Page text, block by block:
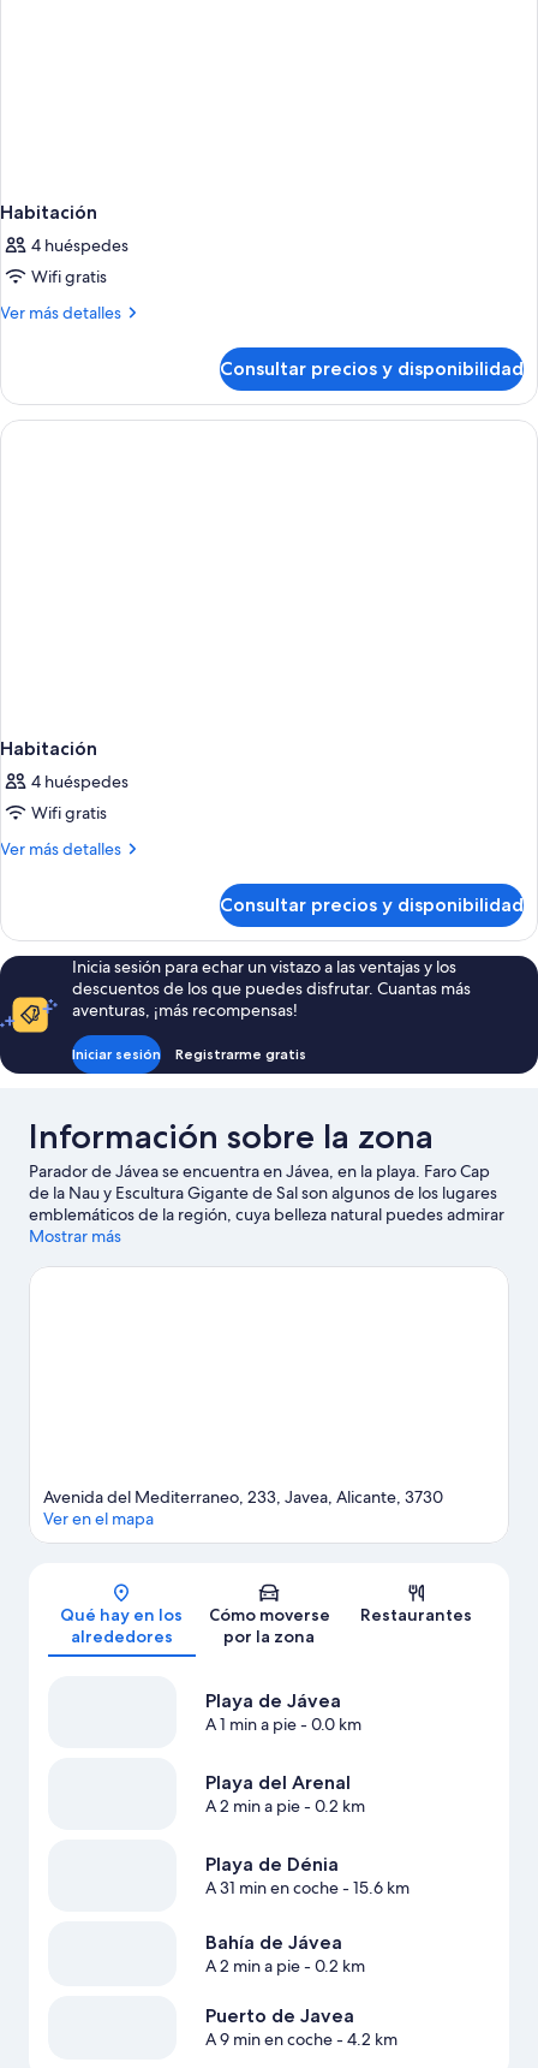
Habitación
4 huéspedes
Wifi gratis
Ver más detalles
Más
Consultar precios y disponibilidad
Habitación
4 huéspedes
Wifi gratis
Ver más detalles
Más
Consultar precios y disponibilidad
Inicia sesión para echar un vistazo a las ventajas y los
descuentos de los que puedes disfrutar. Cuantas más
aventuras, ¡más recompensas!
Iniciar sesión Registrarme gratis
Información sobre la zona
Parador de Jávea se encuentra en Jávea, en la playa. Faro Cap
de la Nau y Escultura Gigante de Sal son algunos de los lugares
emblemáticos de la región, cuya belleza natural puedes admirar
en Playa de Dénia y Parque natural del Peñón de Ifach. ¿Te
calendario de Plaça de Bous d'Ondara o Hípica Ondara.
Mostrar más
Mapa
Avenida del Mediterraneo, 233, Javea, Alicante, 3730
Ver en el mapa
Qué hay en los
alrededores
Cómo moverse
por la zona
Restaurantes
Playa de Jávea
A 1 min a pie- 0.0 km
Playa del Arenal
A 2 min a pie- 0.2 km
Playa de Dénia
A 31 min en coche- 15.6 km
Bahía de Jávea
A 2 min a pie- 0.2 km
Puerto de Javea
A 9 min en coche- 4.2 km